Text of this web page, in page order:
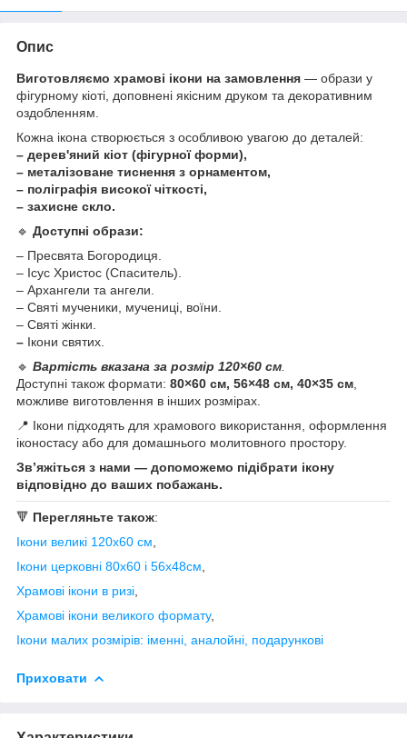
Опис
Виготовляємо храмові ікони на замовлення — образи у
фігурному кіоті, доповнені якісним друком та декоративним
оздобленням.
Кожна ікона створюється з особливою увагою до деталей:
– дерев'яний кіот (фігурної форми),
– металізоване тиснення з орнаментом,
– поліграфія високої чіткості,
– захисне скло.
🔹 Доступні образи:
– Пресвята Богородиця.
– Ісус Христос (Спаситель).
– Архангели та ангели.
– Святі мученики, мучениці, воїни.
– Святі жінки.
– Ікони святих.
🔹 Вартість вказана за розмір 120×60 см
Доступні також формати: 80×60 см, 56×48 см, 40×35 см
можливе виготовлення в інших розмірах.
📍 Ікони підходять для храмового використання, оформлення
іконостасу або для домашнього молитовного простору.
Зв’яжіться з нами — допоможемо підібрати ікону
відповідно до ваших побажань.
🔻 Перегляньте також:
Ікони великі 120х60 см
Ікони церковні 80х60 і 56х48см
Храмові ікони в ризі
Храмові ікони великого формату,
Ікони малих розмірів: іменні, аналойні, подарункові
Приховати